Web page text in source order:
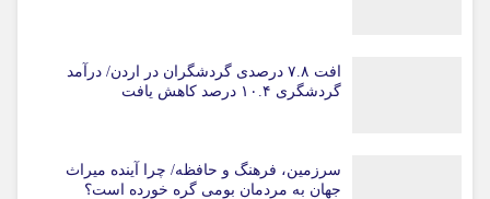
افت ۷.۸ درصدی گردشگران در اردن/ درآمد
گردشگری ۱۰.۴ درصد کاهش یافت
سرزمین، فرهنگ و حافظه/ چرا آینده میراث
جهان به مردمان بومی گره خورده است؟